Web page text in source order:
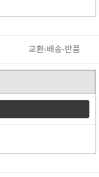
교환·배송·반품